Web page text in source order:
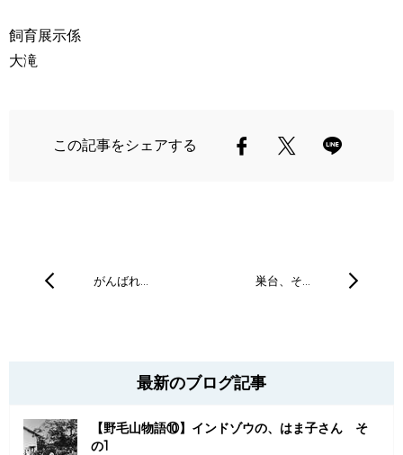
飼育展示係
大滝
この記事をシェアする
がんばれ… 巣台、そ…
最新のブログ記事
【野毛山物語⑩】インドゾウの、はま子さん そ
の1